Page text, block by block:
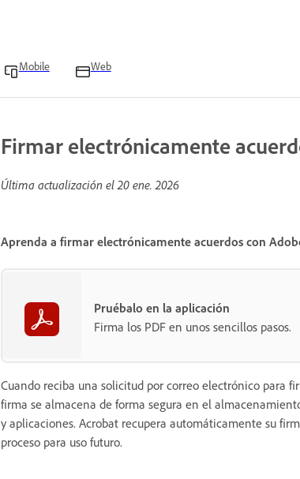
Mobile Web
Firmar electrónicamente
Última actualización el20 ene. 2026
Aprenda a firmar electrónicamente acuerdos con
Pruébalo en la aplicación
Firma los PDF en unos sencillos pasos.
Cuando reciba una solicitud por correo electrónico para
firma se almacena de forma segura en el
y aplicaciones. Acrobat recupera automáticamente su
proceso para uso futuro.